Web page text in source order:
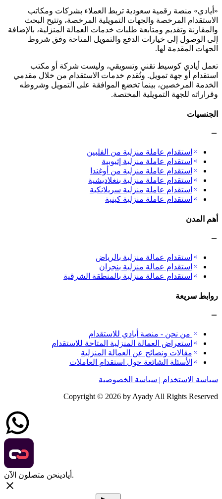
«أيادي» منصة رقمية سعودية تربط العملاء بشركات ومكاتب
الاستقدام المرخصة والجهات التمويلية المرخصة، وتتيح البحث
والمقارنة وتقديم ومتابعة طلبات خدمات العمالة المنزلية، بالإضافة
إلى الوصول إلى خيارات الدفع والتمويل المتاحة وفق شروط
الجهات المقدمة لها.
تعمل أيادي كوسيط تقني وتسويقي، وليست شركة أو مكتب
استقدام أو جهة تمويل. وتُقدم خدمات الاستقدام من خلال مقدمي
الخدمة المرخصين، بينما تخضع الموافقة على التمويل وشروطه
وقراراته للجهة التمويلية المختصة.
الجنسيات
استقدام عاملة منزلية من الفلبين
استقدام عاملة منزلية إثيوبية
استقدام عاملة منزلية من أوغندا
استقدام عاملة منزلية بنغلاديشية
استقدام عاملة منزلية سريلانكية
استقدام عاملة منزلية كينية
أهم المدن
استقدام عمالة منزلية بالرياض
استقدام عمالة منزلية بنجران
استقدام عمالة منزلية بالمنطقة الشرقية
روابط سريعة
من نحن - منصة أيادي للاستقدام
استعراض العمالة المنزلية المتاحة للاستقدام
مقالات ونصائح عن العمالة المنزلية
الأسئلة الشائعة حول استقدام العاملات
سياسة الاستخدام | سياسة الخصوصية
Copyright © 2026 by Ayady All Rights Reserved
أيادي نحن متصلون الآن.